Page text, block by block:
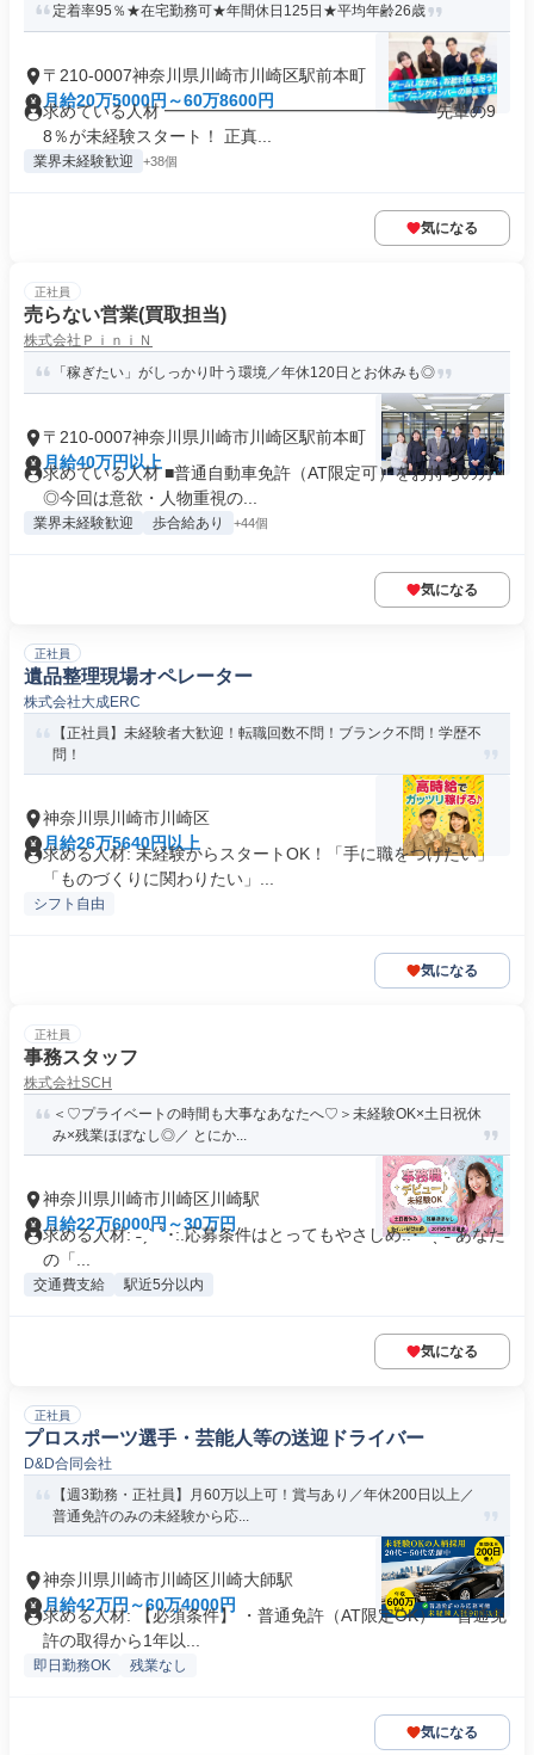
定着率95％★在宅勤務可★年間休日125日★平均年齢26歳
〒210-0007神奈川県川崎市川崎区駅前本町
月給20万5000円～60万8600円
求めている人材 ━━━━━━━━━━━━━━━━ 先輩の9
8％が未経験スタート！ 正真...
業界未経験歓迎 +38個
気になる
正社員
売らない営業(買取担当)
株式会社ＰｉｎｉＮ
「稼ぎたい」がしっかり叶う環境／年休120日とお休みも◎
〒210-0007神奈川県川崎市川崎区駅前本町
月給40万円以上
求めている人材 ■普通自動車免許（AT限定可）をお持ちの方
◎今回は意欲・人物重視の...
業界未経験歓迎 歩合給あり +44個
気になる
正社員
遺品整理現場オペレーター
株式会社大成ERC
【正社員】未経験者大歓迎！転職回数不問！ブランク不問！学歴不
問！
神奈川県川崎市川崎区
月給26万5640円以上
求める人材: 未経験からスタートOK！「手に職をつけたい」
「ものづくりに関わりたい」...
シフト自由
気になる
正社員
事務スタッフ
株式会社SCH
＜♡プライベートの時間も大事なあなたへ♡＞未経験OK×土日祝休
み×残業ほぼなし◎／ とにか...
神奈川県川崎市川崎区川崎駅
月給22万6000円～30万円
求める人材: ˗ˏˋ ﾟ･:.応募条件はとってもやさしめ.:･ﾟ ˎˊ˗ あなた
の「...
交通費支給 駅近5分以内
気になる
正社員
プロスポーツ選手・芸能人等の送迎ドライバー
D&D合同会社
【週3勤務・正社員】月60万以上可！賞与あり／年休200日以上／
普通免許のみの未経験から応...
神奈川県川崎市川崎区川崎大師駅
月給42万円～60万4000円
求める人材: 【必須条件】 ・普通免許（AT限定OK） └ 普通免
許の取得から1年以...
即日勤務OK 残業なし
気になる